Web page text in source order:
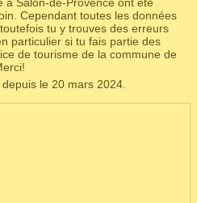
Cependant toutes les données
tu y trouves des erreurs
particulier si tu fais partie des
de tourisme de la commune de
le 20 mars 2024.